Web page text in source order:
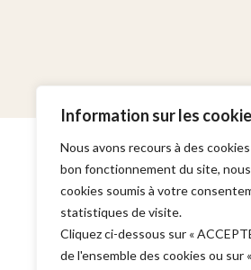
Information sur les
Nous avons recours à des
bon fonctionnement du site,
cookies soumis à votre
statistiques de visite.
Cliquez ci-dessous sur «
de l'ensemble des cookies ou sur
Cabinet
Adresse :